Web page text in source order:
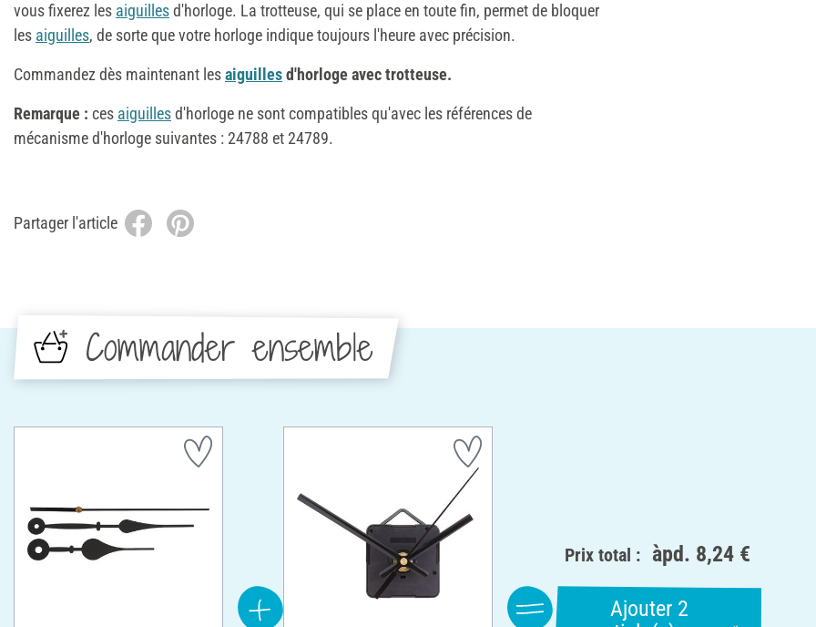
vous fixerez les aiguillesd'horloge. La trotteuse, qui se place en toute fin, permet de bloquer
les aiguilles, de sorte que votre horloge indique toujours l'heure avec précision.
Commandez dès maintenant lesaiguillesd'horloge avec trotteuse.
Remarque : ces aiguillesd'horloge ne sont compatibles qu'avec les références de
mécanisme d'horloge suivantes : 24788 et 24789.
Partager l'article
Commander ensemble
Prix total : àpd. 8,24 €
Ajouter 2